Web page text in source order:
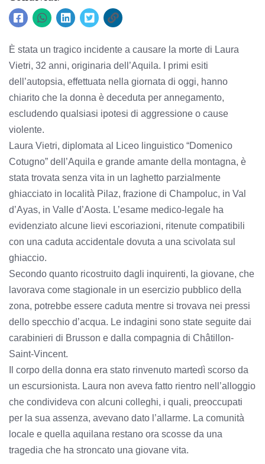
È stata un tragico incidente a causare la morte di Laura
Vietri, 32 anni, originaria dell’Aquila. I primi esiti
dell’autopsia, effettuata nella giornata di oggi, hanno
chiarito che la donna è deceduta per annegamento,
escludendo qualsiasi ipotesi di aggressione o cause
violente.
Laura Vietri, diplomata al Liceo linguistico “Domenico
Cotugno” dell’Aquila e grande amante della montagna, è
stata trovata senza vita in un laghetto parzialmente
ghiacciato in località Pilaz, frazione di Champoluc, in Val
d’Ayas, in Valle d’Aosta. L’esame medico-legale ha
evidenziato alcune lievi escoriazioni, ritenute compatibili
con una caduta accidentale dovuta a una scivolata sul
ghiaccio.
Secondo quanto ricostruito dagli inquirenti, la giovane, che
lavorava come stagionale in un esercizio pubblico della
zona, potrebbe essere caduta mentre si trovava nei pressi
dello specchio d’acqua. Le indagini sono state seguite dai
carabinieri di Brusson e dalla compagnia di Châtillon-
Saint-Vincent.
Il corpo della donna era stato rinvenuto martedì scorso da
un escursionista. Laura non aveva fatto rientro nell’alloggio
che condivideva con alcuni colleghi, i quali, preoccupati
per la sua assenza, avevano dato l’allarme. La comunità
locale e quella aquilana restano ora scosse da una
tragedia che ha stroncato una giovane vita.